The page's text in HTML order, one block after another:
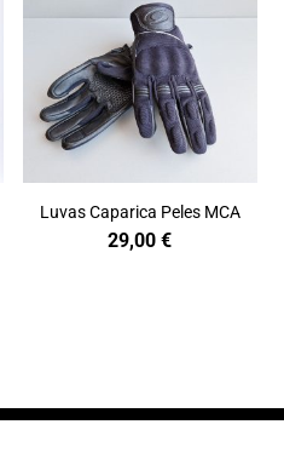
Luvas Caparica Peles MCA
29,00€